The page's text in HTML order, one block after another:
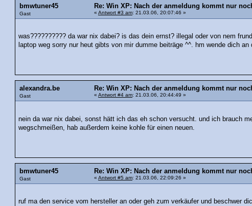
bmwtuner45
Gast
Re: Win XP: Nach der anmeldung kommt nur
« Antwort #3 am: 21.03.06, 20:07:46 »
was?????????? da war nix dabei? is das dein ernst? illegal oder von nem
laptop weg sorry nur heut gibts von mir dumme beiträge ^^. hm wende dich
alexandra.be
Gast
Re: Win XP: Nach der anmeldung kommt nur
« Antwort #4 am: 21.03.06, 20:44:49 »
nein da war nix dabei, sonst hätt ich das eh schon versucht. und ich brauch
wegschmeißen, hab außerdem keine kohle für einen neuen.
bmwtuner45
Gast
Re: Win XP: Nach der anmeldung kommt nur
« Antwort #5 am: 21.03.06, 22:09:26 »
ruf ma den service vom hersteller an oder geh zum verkäufer und beschwer